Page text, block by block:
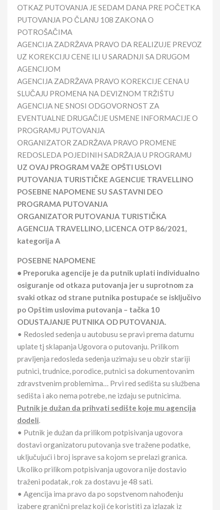
OTKAZ PUTOVANJA JE SEDAM DANA PRE POČETKA
PUTOVANJA PO ČLANU 108 ZAKONA O
POTROŠAČIMA
AGENCIJA ZADRŽAVA PRAVO DA REALIZUJE PREVOZ
UZ KOREKCIJU CENE ILI U SARADNJI SA DRUGOM
AGENCIJOM
AGENCIJA ZADRŽAVA PRAVO KOREKCIJE CENA U
SLUČAJU PROMENA NA DEVIZNOM TRŽIŠTU
AGENCIJA NE SNOSI ODGOVORNOST ZA
EVENTUALNE DRUGAČIJE USMENE INFORMACIJE O
PROGRAMU PUTOVANJA
ORGANIZATOR ZADRŽAVA PRAVO PROMENE
REDOSLEDA POJEDINIH SADRŽAJA U PROGRAMU
UZ OVAJ PROGRAM VAŽE OPŠTI USLOVI
PUTOVANJA TURISTIČKE AGENCIJE TRAVELLINO
POSEBNE NAPOMENE SU SASTAVNI DEO
PROGRAMA PUTOVANJA
ORGANIZATOR PUTOVANJA TURISTIČKA
AGENCIJA TRAVELLINO, LICENCA OTP 86/2021,
kategorija A
POSEBNE NAPOMENE
• Preporuka agencije je da putnik uplati individualno
osiguranje od otkaza putovanja jer u suprotnom za
svaki otkaz od strane putnika postupaće se isključivo
po Opštim uslovima putovanja – tačka 10
ODUSTAJANJE PUTNIKA OD PUTOVANJA.
• Redosled sedenja u autobusu se pravi prema datumu
uplate tj sklapanja Ugovora o putovanju. Prilikom
pravljenja redosleda sedenja uzimaju se u obzir stariji
putnici, trudnice, porodice, putnici sa dokumentovanim
zdravstvenim problemima… Prvi red sedišta su službena
sedišta i ako nema potrebe, ne izdaju se putnicima.
Putnik je dužan da prihvati sedište koje mu agencija
dodeli.
• Putnik je dužan da prilikom potpisivanja ugovora
dostavi organizatoru putovanja sve tražene podatke,
uključujući i broj isprave sa kojom se prelazi granica.
Ukoliko prilikom potpisivanja ugovora nije dostavio
traženi podatak, rok za dostavu je 48 sati.
• Agencija ima pravo da po sopstvenom nahođenju
izabere granični prelaz koji će koristiti za izlazak iz